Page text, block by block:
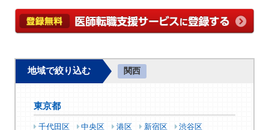
地域で絞り込む 関西
東京都
千代田区 中央区 港区 新宿区
渋谷区